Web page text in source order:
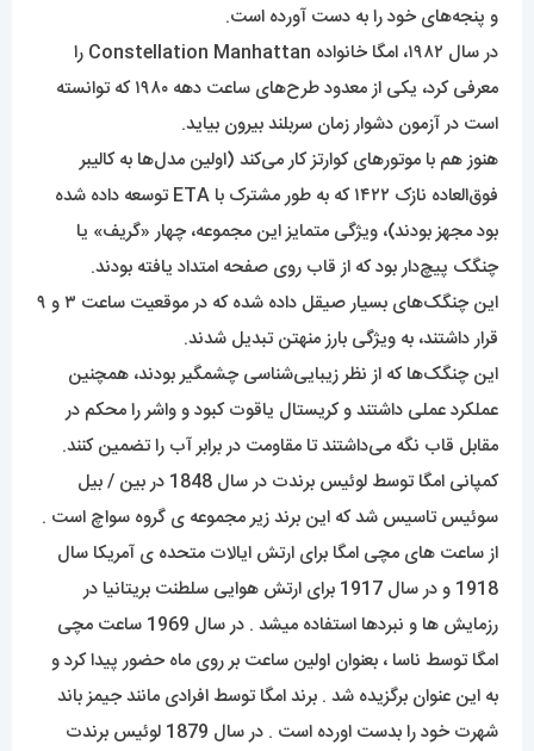
و پنجه‌های خود را به دست آورده است.
در سال ۱۹۸۲، امگا خانواده Constellation Manhattan را
معرفی کرد، یکی از معدود طرح‌های ساعت دهه ۱۹۸۰ که توانسته
است در آزمون دشوار زمان سربلند بیرون بیاید.
هنوز هم با موتورهای کوارتز کار می‌کند (اولین مدل‌ها به کالیبر
فوق‌العاده نازک ۱۴۲۲ که به طور مشترک با ETA توسعه داده شده
بود مجهز بودند)، ویژگی متمایز این مجموعه، چهار «گریف» یا
چنگک پیچ‌دار بود که از قاب روی صفحه امتداد یافته بودند.
این چنگک‌های بسیار صیقل داده شده که در موقعیت ساعت ۳ و ۹
قرار داشتند، به ویژگی بارز منهتن تبدیل شدند.
این چنگک‌ها که از نظر زیبایی‌شناسی چشمگیر بودند، همچنین
عملکرد عملی داشتند و کریستال یاقوت کبود و واشر را محکم در
مقابل قاب نگه می‌داشتند تا مقاومت در برابر آب را تضمین کنند.
کمپانی امگا توسط لوئیس برندت در سال 1848 در بین / بیل
سوئیس تاسیس شد که این برند زیر مجموعه ی گروه سواچ است .
از ساعت های مچی امگا برای ارتش ایالات متحده ی آمریکا سال
1918 و در سال 1917 برای ارتش هوایی سلطنت بریتانیا در
رزمایش ها و نبردها استفاده میشد . در سال 1969 ساعت مچی
امگا توسط ناسا ، بعنوان اولین ساعت بر روی ماه حضور پیدا کرد و
به این عنوان برگزیده شد . برند امگا توسط افرادی مانند جیمز باند
شهرت خود را بدست اورده است . در سال 1879 لوئیس برندت